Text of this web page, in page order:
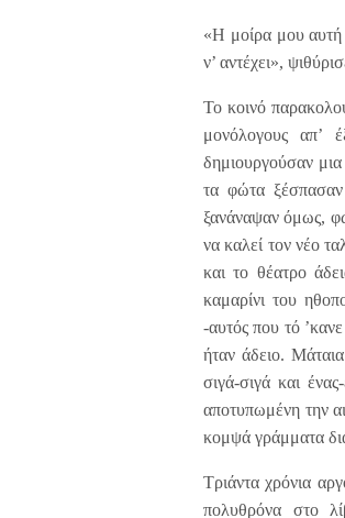
«Η μοίρα μου αυτή
ν’ αντέχει»,
Το κοινό
μονόλογους απ’
δημιουργούσαν
τα φώτα
ξανάναψαν όμως,
να καλεί τον νέο
και το θέατρο
καμαρίνι του
-αυτός που τό
ήταν άδειο.
σιγά-σιγά και
αποτυπωμένη την
κομψά γράμματα
Τριάντα χρόνια
πολυθρόνα στο